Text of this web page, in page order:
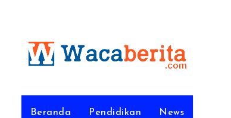
Beranda Pendidikan News